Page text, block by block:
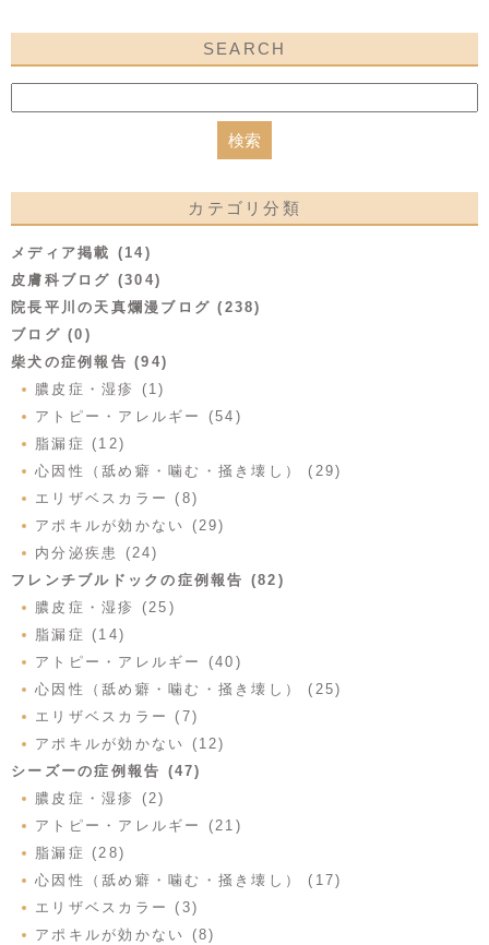
SEARCH
カテゴリ分類
メディア掲載 (14)
皮膚科ブログ (304)
院長平川の天真爛漫ブログ (238)
ブログ (0)
柴犬の症例報告 (94)
膿皮症・湿疹 (1)
アトピー・アレルギー (54)
脂漏症 (12)
心因性（舐め癖・噛む・掻き壊し） (29)
エリザベスカラー (8)
アポキルが効かない (29)
内分泌疾患 (24)
フレンチブルドックの症例報告 (82)
膿皮症・湿疹 (25)
脂漏症 (14)
アトピー・アレルギー (40)
心因性（舐め癖・噛む・掻き壊し） (25)
エリザベスカラー (7)
アポキルが効かない (12)
シーズーの症例報告 (47)
膿皮症・湿疹 (2)
アトピー・アレルギー (21)
脂漏症 (28)
心因性（舐め癖・噛む・掻き壊し） (17)
エリザベスカラー (3)
アポキルが効かない (8)